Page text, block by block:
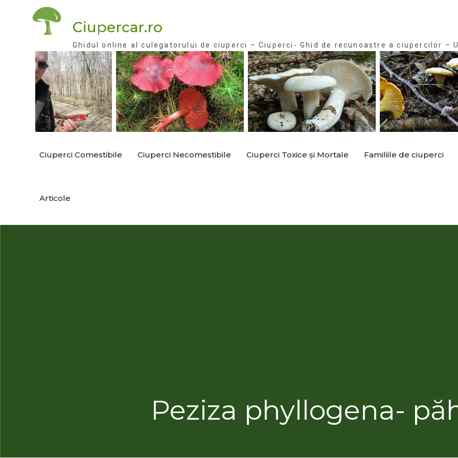
Ciupercar.ro
Ghidul online al culegatorului de ciuperci – Ciuperci- Ghid de recunoastre a ciupercilor –
Ciuperci Comestibile Ciuperci Necomestibile Ciuperci Toxice și Mortale Familiile de ciuperci
Articole
Peziza phyllogena-